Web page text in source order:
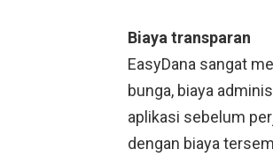
Biaya transparan
EasyDana sangat
bunga, biaya
aplikasi sebelum
dengan biaya